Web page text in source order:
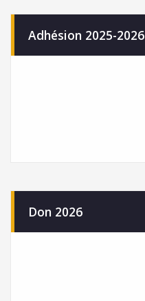
Adhésion 2025-2026
Don 2026